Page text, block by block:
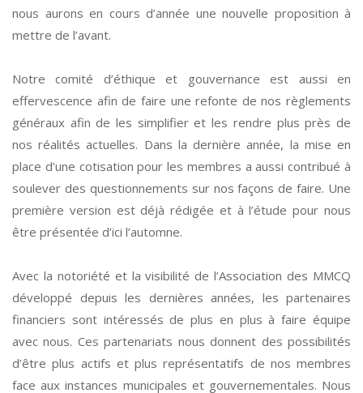
nous aurons en cours d’année une nouvelle proposition à
mettre de l’avant.
Notre comité d’éthique et gouvernance est aussi en
effervescence afin de faire une refonte de nos règlements
généraux afin de les simplifier et les rendre plus près de
nos réalités actuelles. Dans la dernière année, la mise en
place d’une cotisation pour les membres a aussi contribué à
soulever des questionnements sur nos façons de faire. Une
première version est déjà rédigée et à l’étude pour nous
être présentée d’ici l’automne.
Avec la notoriété et la visibilité de l’Association des MMCQ
développé depuis les dernières années, les partenaires
financiers sont intéressés de plus en plus à faire équipe
avec nous. Ces partenariats nous donnent des possibilités
d’être plus actifs et plus représentatifs de nos membres
face aux instances municipales et gouvernementales. Nous